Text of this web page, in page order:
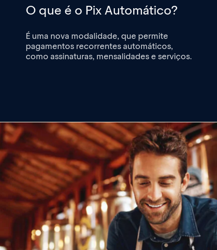
É uma nova modalidade, que permite
pagamentos recorrentes automáticos,
como assinaturas, mensalidades e serviços.
O que é o Pix Automático?